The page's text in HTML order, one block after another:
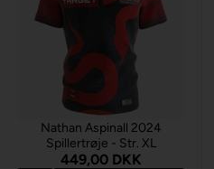
Nathan Aspinall 2024
Spillertrøje - Str. XL
449,00 DKK